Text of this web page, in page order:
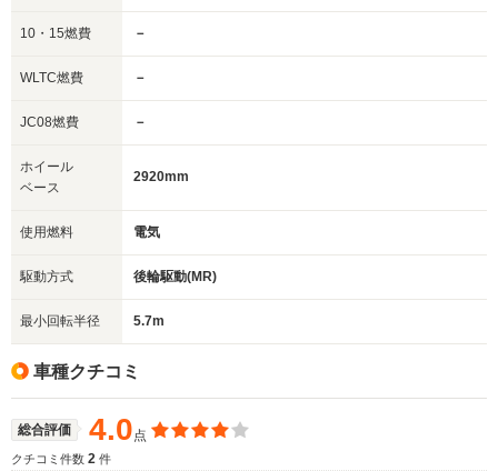
10・15燃費 －
WLTC燃費 －
JC08燃費 －
ホイール
ベース
2920mm
使用燃料 電気
駆動方式 後輪駆動(MR)
最小回転半径 5.7m
車種クチコミ
総合評価 4.0点
クチコミ件数 2 件